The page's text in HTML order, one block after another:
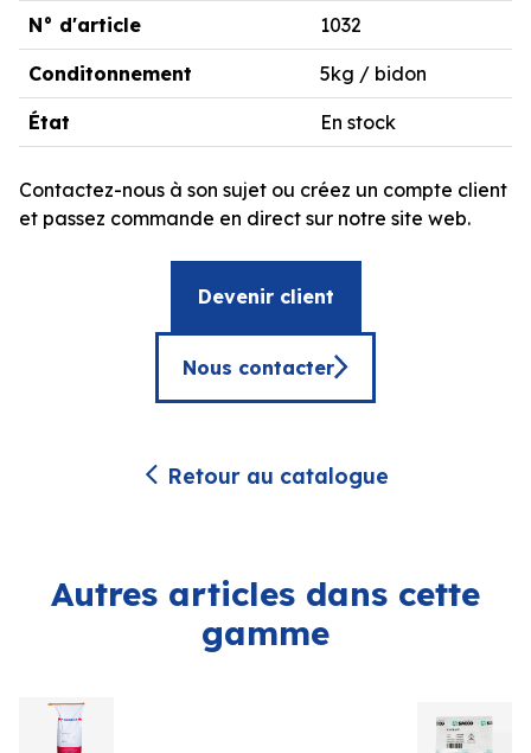
N° d'article 1032
Conditonnement 5kg / bidon
État En stock
Contactez-nous à son sujet ou créez un compte client
et passez commande en direct sur notre site web.
Devenir client
Nous contacter
Retour au catalogue
Autres articles dans cette
gamme